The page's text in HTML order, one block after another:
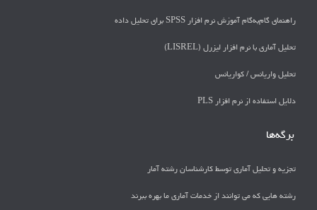
راهنمای گام‌به‌گام آموزش نرم افزار SPSS برای تحلیل داده
تحلیل آماری با نرم افزار لیزرل (LISREL)
تحليل واريانس / كواريانس
دلايل استفاده از نرم افزار PLS
برگه‌ها
تجزیه و تحلیل آماری توسط کارشناسان رشته آمار
رشته هایی که می توانند از خدمات آماری ما بهره ببرند